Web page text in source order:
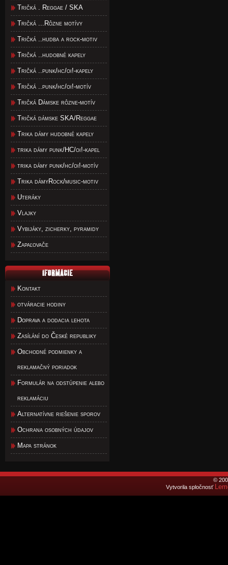
Tričká . Reggae / SKA
Tričká ...Rôzne motívy
Tričká ..hudba a rock-motiv
Tričká ..hudobné kapely
Tričká ..punk/hc/oi!-kapely
Tričká ..punk/hc/oi!-motív
Tričká Dámske rôzne-motív
Tričká dámske SKA/Reggae
Trika dámy hudobné kapely
trika dámy punk/HC/oi!-kapel
trika dámy punk/hc/oi!-motív
Trika dámyRock/music-motiv
Uteráky
Vlajky
Vybijáky, zicherky, pyramidy
Zapaľovače
Kontakt
otváracie hodiny
Doprava a dodacia lehota
Zasílání do České republiky
Obchodné podmienky a
reklamačný poriadok
Formulár na odstúpenie alebo
reklamáciu
Alternatívne riešenie sporov
Ochrana osobných údajov
Mapa stránok
©
Vytvorila spločnosť